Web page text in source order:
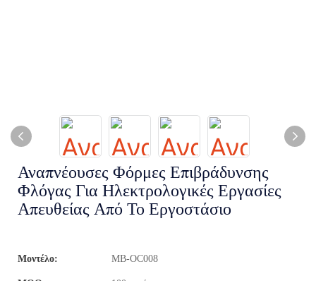
Αναπνέουσες Φόρμες Επιβράδυνσης
Φλόγας Για Ηλεκτρολογικές Εργασίες
Απευθείας Από Το Εργοστάσιο
Μοντέλο: MB-OC008